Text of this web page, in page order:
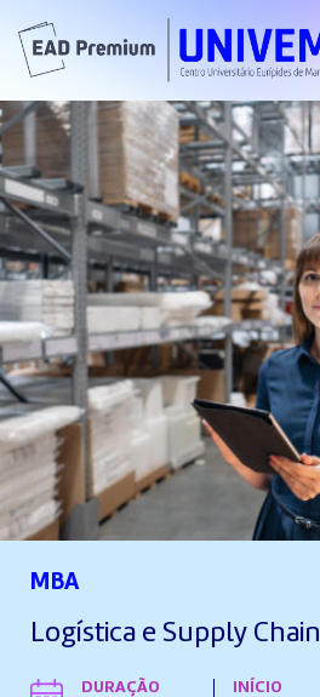
MBA
Logística e Supply Chain
DURAÇÃO INÍCIO